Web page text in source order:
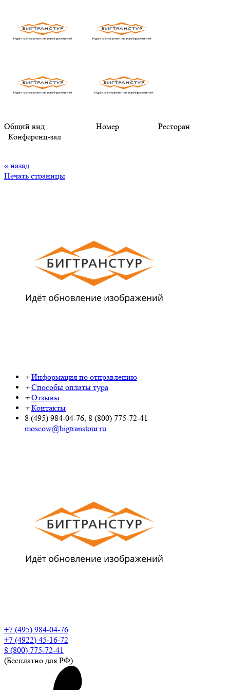
Общий вид Номер Ресторан
Конференц-зал
« назад
Печать страницы
+ Информация по отправлению
+ Способы оплаты тура
+ Отзывы
+ Контакты
8 (495) 984-04-76, 8 (800) 775-72-41
moscow@bigtranstour.ru
+7 (495) 984-04-76
+7 (4922) 45-16-72
8 (800) 775-72-41
(Бесплатно для РФ)